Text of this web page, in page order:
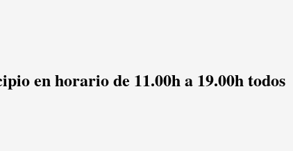
en horario de 11.00h a 19.00h todos